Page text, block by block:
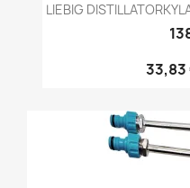
LIEBIG
33,83